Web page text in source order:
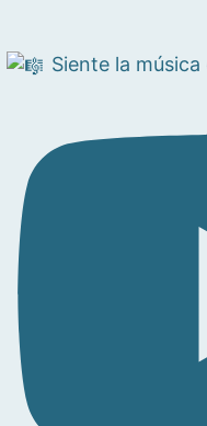
Siente la